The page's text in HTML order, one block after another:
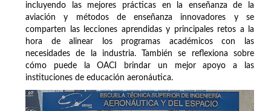
incluyendo las mejores prácticas en la enseñanza de la
aviación y métodos de enseñanza innovadores y se
comparten las lecciones aprendidas y principales retos a la
hora de alinear los programas académicos con las
necesidades de la industria. También se reflexiona sobre
cómo puede la OACI brindar un mejor apoyo a las
instituciones de educación aeronáutica.